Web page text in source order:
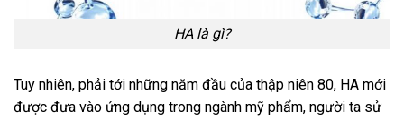
HA là gì?
Tuy nhiên, phải tới những năm đầu của thập niên 80, HA mới
được đưa vào ứng dụng trong ngành mỹ phẩm, người ta sử